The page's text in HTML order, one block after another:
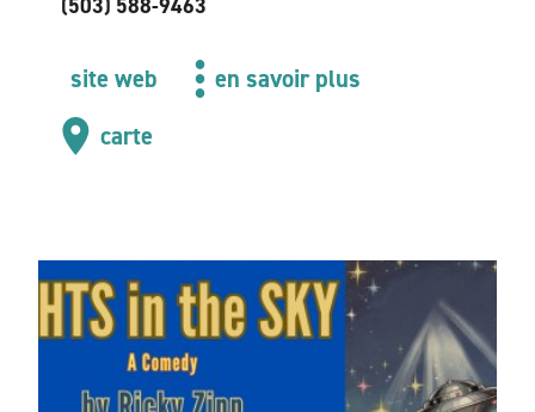
(503) 588-9463
site web
en savoir plus
carte